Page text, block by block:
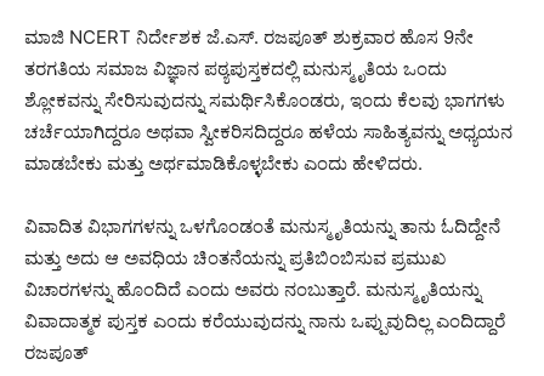
ಮಾಜಿ NCERT ನಿರ್ದೇಶಕ ಜೆ.ಎಸ್. ರಜಪೂತ್ ಶುಕ್ರವಾರ ಹೊಸ 9ನೇ
ತರಗತಿಯ ಸಮಾಜ ವಿಜ್ಞಾನ ಪಠ್ಯಪುಸ್ತಕದಲ್ಲಿ ಮನುಸ್ಮೃತಿಯ ಒಂದು
ಶ್ಲೋಕವನ್ನು ಸೇರಿಸುವುದನ್ನು ಸಮರ್ಥಿಸಿಕೊಂಡರು, ಇಂದು ಕೆಲವು ಭಾಗಗಳು
ಚರ್ಚೆಯಾಗಿದ್ದರೂ ಅಥವಾ ಸ್ವೀಕರಿಸದಿದ್ದರೂ ಹಳೆಯ ಸಾಹಿತ್ಯವನ್ನು ಅಧ್ಯಯನ
ಮಾಡಬೇಕು ಮತ್ತು ಅರ್ಥಮಾಡಿಕೊಳ್ಳಬೇಕು ಎಂದು ಹೇಳಿದರು.
ವಿವಾದಿತ ವಿಭಾಗಗಳನ್ನು ಒಳಗೊಂಡಂತೆ ಮನುಸ್ಮೃತಿಯನ್ನು ತಾನು ಓದಿದ್ದೇನೆ
ಮತ್ತು ಅದು ಆ ಅವಧಿಯ ಚಿಂತನೆಯನ್ನು ಪ್ರತಿಬಿಂಬಿಸುವ ಪ್ರಮುಖ
ವಿಚಾರಗಳನ್ನು ಹೊಂದಿದೆ ಎಂದು ಅವರು ನಂಬುತ್ತಾರೆ. ಮನುಸ್ಮೃತಿಯನ್ನು
ವಿವಾದಾತ್ಮಕ ಪುಸ್ತಕ ಎಂದು ಕರೆಯುವುದನ್ನು ನಾನು ಒಪ್ಪುವುದಿಲ್ಲ ಎಂದಿದ್ದಾರೆ
ರಜಪೂತ್